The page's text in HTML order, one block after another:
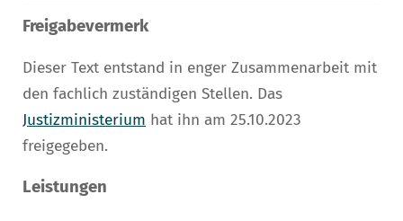
Freigabevermerk
Dieser Text entstand in enger Zusammenarbeit mit
den fachlich zuständigen Stellen. Das
Justizministerium hat ihn am 25.10.2023
freigegeben.
Leistungen